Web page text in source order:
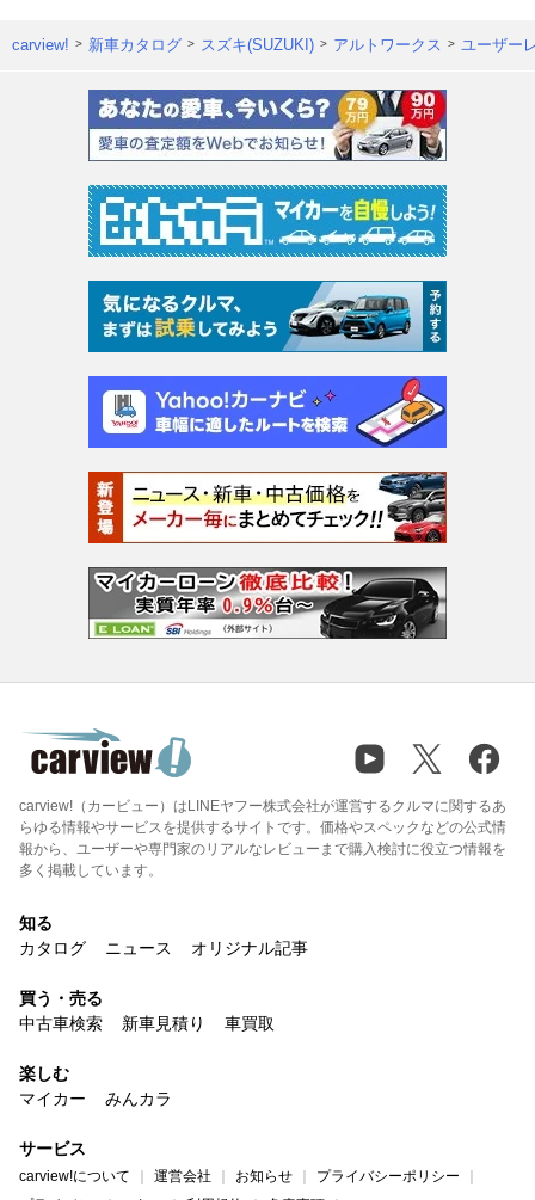
carview! 新車カタログ スズキ(SUZUKI) アルトワークス ユーザー
carview!（カービュー）はLINEヤフー株式会社が運営するクルマに関するあ
らゆる情報やサービスを提供するサイトです。価格やスペックなどの公式情
報から、ユーザーや専門家のリアルなレビューまで購入検討に役立つ情報を
多く掲載しています。
知る
カタログ
ニュース オリジナル記事
買う・売る
中古車検索
新車見積り 車買取
楽しむ
マイカー
みんカラ
サービス
carview!について 運営会社 お知らせ
プライバシーポリシー